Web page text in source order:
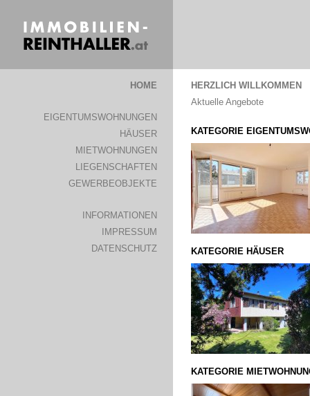
HOME
EIGENTUMSWOHNUNGEN
HÄUSER
MIETWOHNUNGEN
LIEGENSCHAFTEN
GEWERBEOBJEKTE
INFORMATIONEN
IMPRESSUM
DATENSCHUTZ
HERZLICH WILLKOMMEN
Aktuelle Angebote
KATEGORIE
KATEGORIE HÄUSER
KATEGORIE